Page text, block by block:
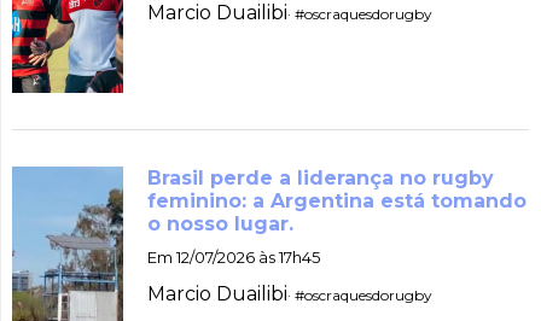
Marcio Duailibi· #oscraquesdorugby
Brasil perde a liderança no rugby
feminino: a Argentina está tomando
o nosso lugar.
Em 12/07/2026 às 17h45
Marcio Duailibi· #oscraquesdorugby